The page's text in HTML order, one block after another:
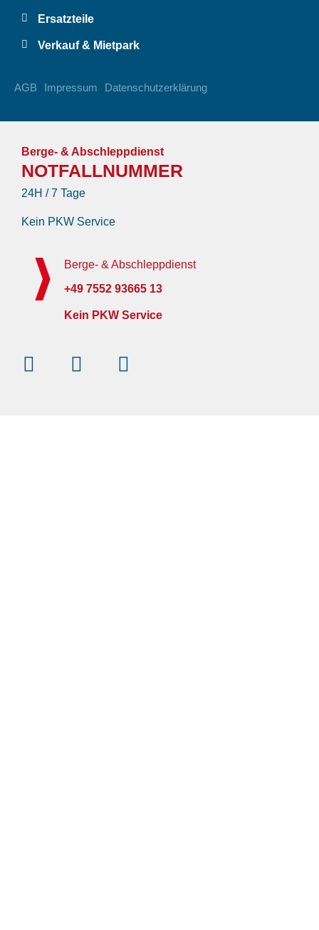
Ersatzteile
Verkauf & Mietpark
AGB Impressum Datenschutzerklärung
Berge- & Abschleppdienst
NOTFALLNUMMER
24H / 7 Tage
Kein PKW Service
Berge- & Abschleppdienst
+49 7552 93665 13
Kein PKW Service
InstagramFacebook-
f
Youtube